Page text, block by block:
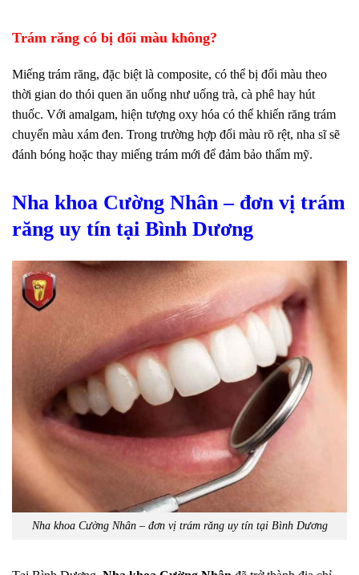
Trám răng có bị đổi màu không?
Miếng trám răng, đặc biệt là composite, có thể bị đổi màu theo
thời gian do thói quen ăn uống như uống trà, cà phê hay hút
thuốc. Với amalgam, hiện tượng oxy hóa có thể khiến răng trám
chuyển màu xám đen. Trong trường hợp đổi màu rõ rệt, nha sĩ sẽ
đánh bóng hoặc thay miếng trám mới để đảm bảo thẩm mỹ.
Nha khoa Cường Nhân – đơn vị trám
răng uy tín tại Bình Dương
Nha khoa Cường Nhân – đơn vị trám răng uy tín tại Bình Dương